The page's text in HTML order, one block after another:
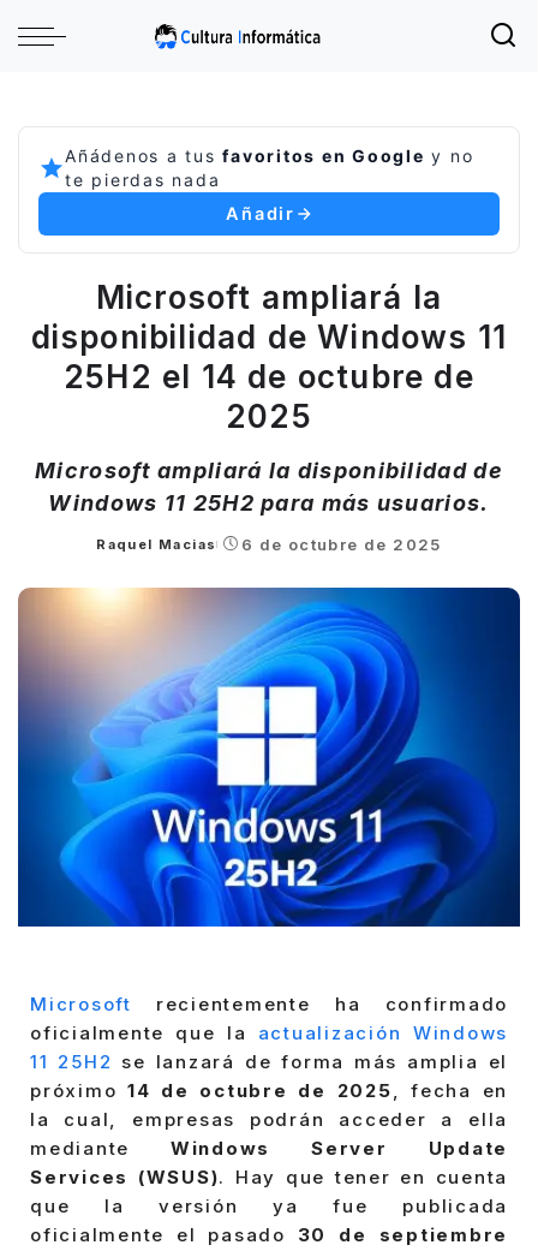
Añádenos a tusfavoritos en Google y no
te pierdas nada
Añadir
Microsoft ampliará la
disponibilidad de Windows 11
25H2 el 14 de octubre de
2025
Microsoft ampliará la disponibilidad de
Windows 11 25H2 para más usuarios.
Posted
Raquel Macias 6 de octubre de 2025
Microsoft recientemente ha confirmado
oficialmente que la actualización Windows
11 25H2 se lanzará de forma más amplia el
próximo 14 de octubre de 2025, fecha en
la cual, empresas podrán acceder a ella
mediante Windows Server Update
Services (WSUS). Hay que tener en cuenta
que la versión ya fue publicada
oficialmente el pasado 30 de septiembre